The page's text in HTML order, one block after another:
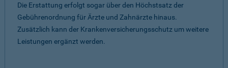
Die Erstattung erfolgt sogar über den Höchstsatz der
Gebührenordnung für Ärzte und Zahnärzte hinaus.
Zusätzlich kann der Krankenversicherungsschutz um weitere
Leistungen ergänzt werden.